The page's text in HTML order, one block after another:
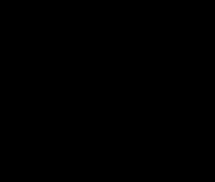
Mal für Polanskis
hatte, etablierte sich nach
Auch das
weit über die kleine
Neben den männlichen
Tadeusz Lomnicki und Zbigniew
zu erleben. Sie
von Manfred Krug in Frank
Spielfilm